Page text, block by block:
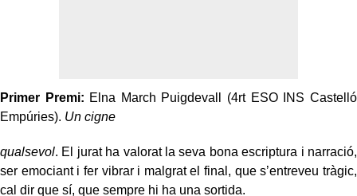
Primer Premi: Elna March Puigdevall (4rt ESO INS Castelló
Empúries). Un cigne
qualsevol. El jurat ha valorat la seva bona escriptura i narració,
ser emociant i fer vibrar i malgrat el final, que s’entreveu tràgic,
cal dir que sí, que sempre hi ha una sortida.